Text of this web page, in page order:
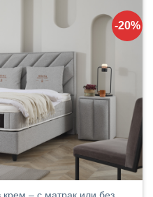
-20%
към
списъка с
харесани